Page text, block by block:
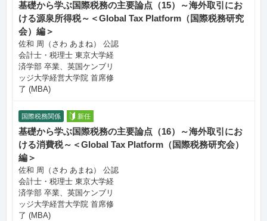
基礎から学ぶ国際税務の主要論点（15）～海外取引にお
ける源泉所得税～＜Global Tax Platform（国際税務研究
会）編＞
佐和 周（さわ あまね） 公認
会計士・税理士 東京大学経
済学部 卒業、英国ケンブリ
ッジ大学経営大学院 首席修
了 (MBA)
国際税務関係 新任
基礎から学ぶ国際税務の主要論点（16）～海外取引にお
ける消費税～＜Global Tax Platform（国際税務研究会）
編＞
佐和 周（さわ あまね） 公認
会計士・税理士 東京大学経
済学部 卒業、英国ケンブリ
ッジ大学経営大学院 首席修
了 (MBA)